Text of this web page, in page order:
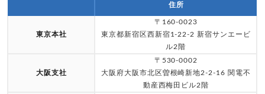
住所
東京本社
〒160-0023
東京都新宿区西新宿1-22-2 新宿サンエービ
ル2階
大阪支社
〒530-0002
大阪府大阪市北区曽根崎新地2-2-16 関電不
動産西梅田ビル2階